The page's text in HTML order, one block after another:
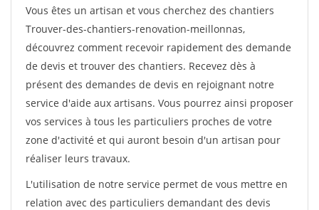
Vous êtes un artisan et vous cherchez des chantiers
Trouver-des-chantiers-renovation-meillonnas,
découvrez comment recevoir rapidement des demande
de devis et trouver des chantiers. Recevez dès à
présent des demandes de devis en rejoignant notre
service d'aide aux artisans. Vous pourrez ainsi proposer
vos services à tous les particuliers proches de votre
zone d'activité et qui auront besoin d'un artisan pour
réaliser leurs travaux.
L'utilisation de notre service permet de vous mettre en
relation avec des particuliers demandant des devis